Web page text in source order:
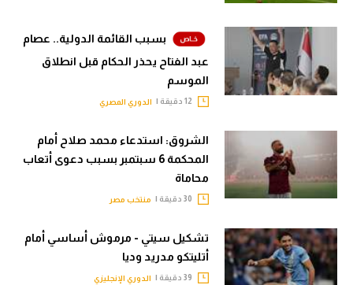
بسبب القائمة الدولية.. عصام
عبد الفتاح يحذر الحكام قبل انطلاق
الموسم
الدوري المصري
الشروق: استدعاء محمد صلاح أمام
المحكمة 6 سبتمبر بسبب دعوى أتعاب
محاماة
منتخب مصر
تشكيل سيتي - مرموش أساسي أمام
أتليتكو مدريد وديا
الدوري الإنجليزي